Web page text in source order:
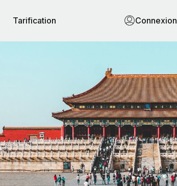
Tarification Connexion